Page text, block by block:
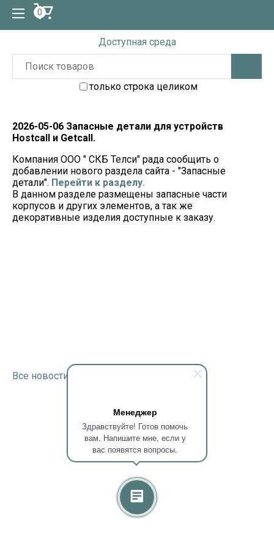
Менеджер
Здравствуйте! Готов помочь
вам. Напишите мне, если у
вас появятся вопросы.
0
Доступная среда
только строка целиком
2026-05-06 Запасные детали для устройств
Hostcall и Getcall.
Компания ООО " СКБ Телси" рада сообщить о
добавлении нового раздела сайта - "Запасные
детали". Перейти к разделу.
В данном разделе размещены запасные части
корпусов и других элементов, а так же
декоративные изделия доступные к заказу.
Все новости